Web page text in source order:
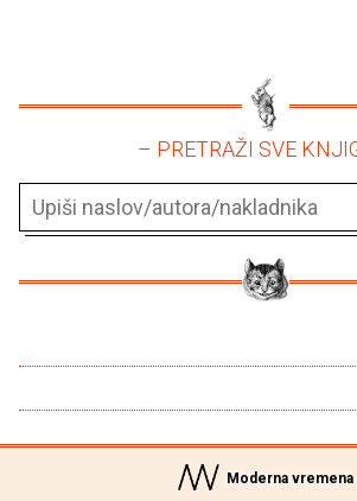
– PRETRAŽI SVE
Moderna vremena